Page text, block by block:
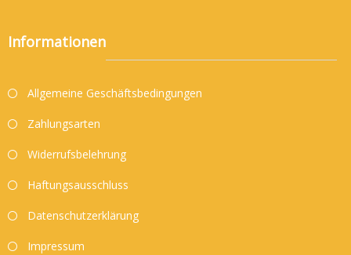
Informationen
Allgemeine Geschäftsbedingungen
Zahlungsarten
Widerrufsbelehrung
Haftungsausschluss
Datenschutzerklärung
Impressum